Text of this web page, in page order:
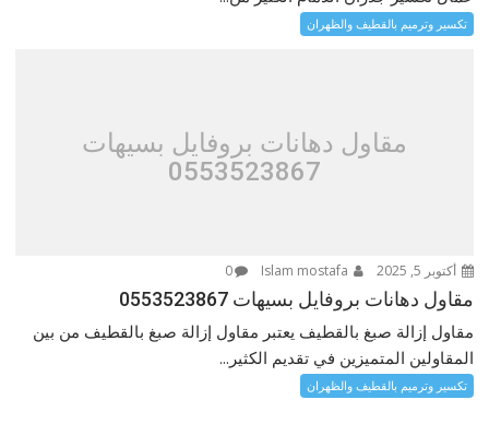
تكسير وترميم بالقطيف والظهران
مقاول دهانات بروفايل بسيهات
0553523867
أكتوبر 5, 2025 0
مقاول دهانات بروفايل بسيهات 0553523867
مقاول إزالة صبغ بالقطيف يعتبر مقاول إزالة صبغ بالقطيف من بين
المقاولين المتميزين في تقديم الكثير...
تكسير وترميم بالقطيف والظهران